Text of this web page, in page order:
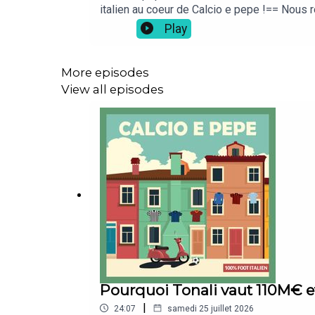
italien au coeur de Calcio e pepe !== Nous
ta culture foot ! Elle est disponible ici sur
mettre 5 étoiles ⭐⭐⭐⭐⭐ sur Apple
Nazionale, après l'échec Pirlo-Maldini-
Podcast Addict, Youtube, via flux rss...Et
vous propose des entretiens avec les
data...
Play
More episodes
View all episodes
Pourquoi Tonali vaut 110M€
24:07 | samedi 25 juillet 2026